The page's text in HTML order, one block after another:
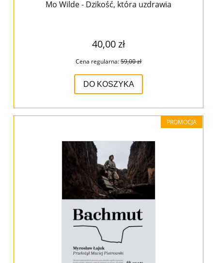
Mo Wilde - Dzikość, która uzdrawia
40,00 zł
Cena regularna:59,00 zł
DO KOSZYKA
PROMOCJA